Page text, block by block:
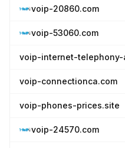
voip-20860.com
voip-53060.com
voip-internet-
voip-connectionca.com
voip-phones-prices.site
voip-24570.com